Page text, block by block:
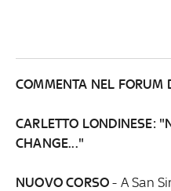
COMMENTA NEL FORUM
CARLETTO LONDINESE:
CHANGE..."
NUOVO CORSO- A San